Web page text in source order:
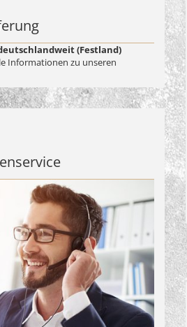
(Festland)
Informationen zu unseren